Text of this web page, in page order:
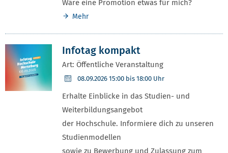
Wäre eine Promotion etwas für mich?
Mehr
Infotag kompakt
Art: Öffentliche Veranstaltung
08.09.2026 15:00 bis 18:00 Uhr
Erhalte Einblicke in das Studien- und
Weiterbildungsangebot
der Hochschule. Informiere dich zu unseren
Studienmodellen
sowie zu Bewerbung und Zulassung zum